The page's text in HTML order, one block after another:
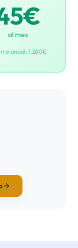
al mes
anual: 1.260€